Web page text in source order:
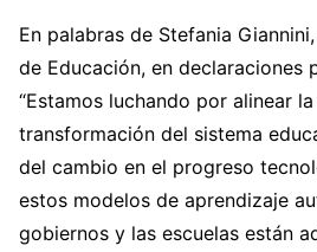
En palabras de Stefania
de Educación, en declaraciones
“Estamos luchando por alinear
transformación del sistema
del cambio en el progreso
estos modelos de aprendizaje
gobiernos y las escuelas están